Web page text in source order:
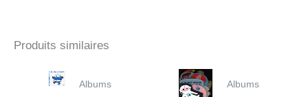
Produits similaires
Albums Albums